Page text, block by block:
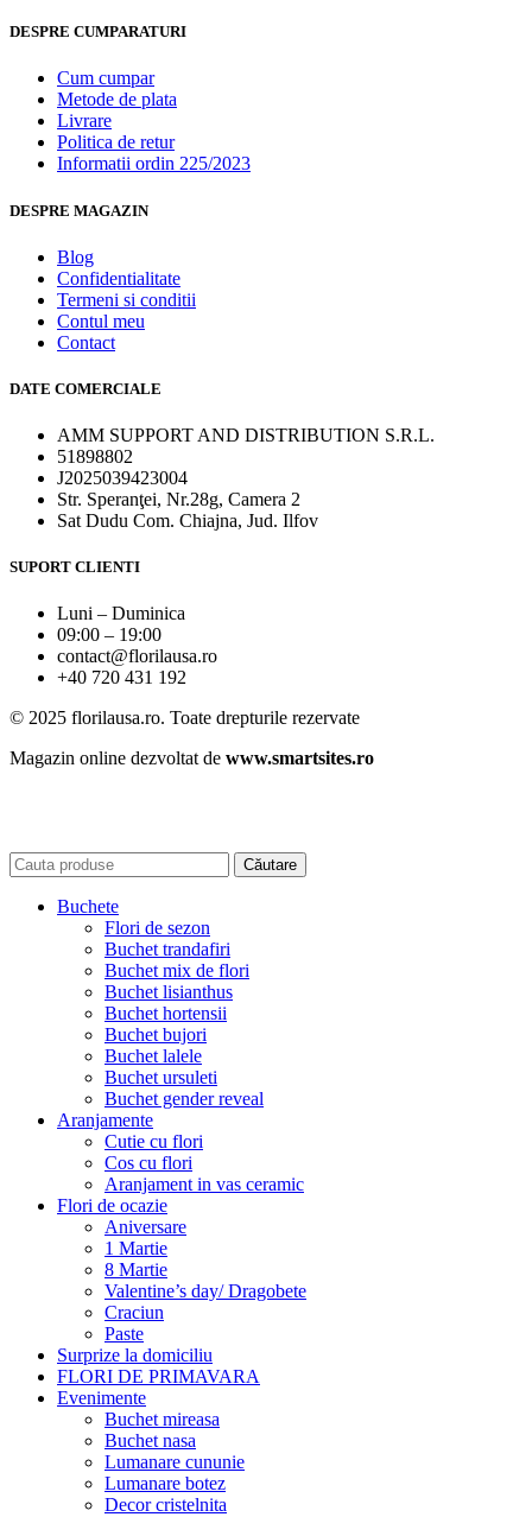
DESPRE CUMPARATURI
Cum cumpar
Metode de plata
Livrare
Politica de retur
Informatii ordin 225/2023
DESPRE MAGAZIN
Blog
Confidentialitate
Termeni si conditii
Contul meu
Contact
DATE COMERCIALE
AMM SUPPORT AND DISTRIBUTION S.R.L.
51898802
J2025039423004
Str. Speranţei, Nr.28g, Camera 2
Sat Dudu Com. Chiajna, Jud. Ilfov
SUPORT CLIENTI
Luni – Duminica
09:00 – 19:00
contact@florilausa.ro
+40 720 431 192
© 2025 florilausa.ro. Toate drepturile rezervate
Magazin online dezvoltat de www.smartsites.ro
Căutare
Buchete
Flori de sezon
Buchet trandafiri
Buchet mix de flori
Buchet lisianthus
Buchet hortensii
Buchet bujori
Buchet lalele
Buchet ursuleti
Buchet gender reveal
Aranjamente
Cutie cu flori
Cos cu flori
Aranjament in vas ceramic
Flori de ocazie
Aniversare
1 Martie
8 Martie
Valentine’s day/ Dragobete
Craciun
Paste
Surprize la domiciliu
FLORI DE PRIMAVARA
Evenimente
Buchet mireasa
Buchet nasa
Lumanare cununie
Lumanare botez
Decor cristelnita